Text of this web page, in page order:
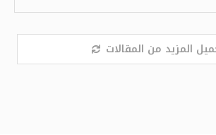
المزيد من المقالات